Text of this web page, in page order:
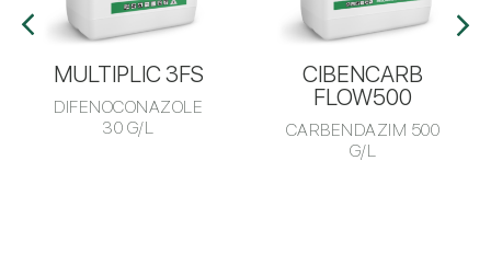
MULTIPLIC 3FS
DIFENOCONAZOLE
30 G/L
CIBENCARB
FLOW500
CARBENDAZIM 500
G/L